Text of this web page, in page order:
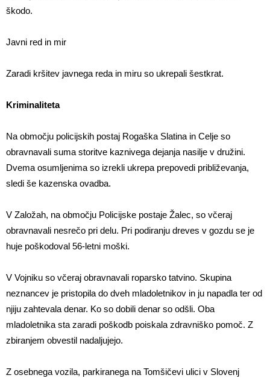
škodo.
Javni red in mir
Zaradi kršitev javnega reda in miru so ukrepali šestkrat.
Kriminaliteta
Na območju policijskih postaj Rogaška Slatina in Celje so
obravnavali suma storitve kaznivega dejanja nasilje v družini.
Dvema osumljenima so izrekli ukrepa prepovedi približevanja,
sledi še kazenska ovadba.
V Založah, na območju Policijske postaje Žalec, so včeraj
obravnavali nesrečo pri delu. Pri podiranju dreves v gozdu se je
huje poškodoval 56-letni moški.
V Vojniku so včeraj obravnavali roparsko tatvino. Skupina
neznancev je pristopila do dveh mladoletnikov in ju napadla ter od
njiju zahtevala denar. Ko so dobili denar so odšli. Oba
mladoletnika sta zaradi poškodb poiskala zdravniško pomoč. Z
zbiranjem obvestil nadaljujejo.
Z osebnega vozila, parkiranega na Tomšičevi ulici v Slovenj